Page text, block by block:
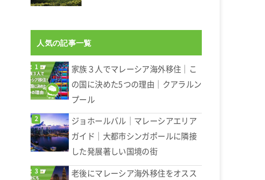
人気の記事一覧
家族３人でマレーシア海外移住｜こ
の国に決めた5つの理由｜クアラルン
プール
ジョホールバル｜マレーシアエリア
ガイド｜大都市シンガポールに隣接
した発展著しい国境の街
老後にマレーシア海外移住をオスス